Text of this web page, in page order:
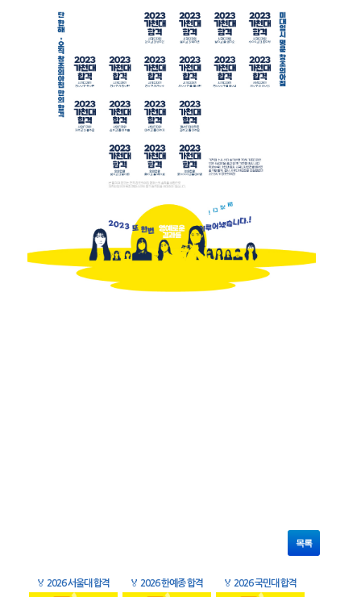
목록
🏅 2026 서울대 합격 🏅 2026 한예종 합격 🏅 2026 국민대 합격